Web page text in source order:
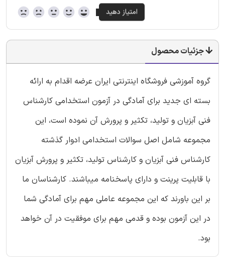
جزئیات محصول
گروه آموزشی فروشگاه اینترنتی ایران عرضه اقدام به ارائه
بسته ای جدید برای آمادگی در آزمون استخدامی کارشناس
فنی آبزیان و تولید، تکثیر و پرورش آن نموده است، این
مجموعه شامل اصل سوالات استخدامی ادوار گذشته
کارشناس فنی آبزیان و کارشناس تولید، تکثیر و پرورش آبزیان
با قابلیت پرینت و دارای پاسخنامه میباشند. کارشناسان ما
بر این باورند که این مجموعه عاملی مهم برای آمادگی شما
در این آزمون بوده و قدمی مهم برای موفقیت در آن خواهد
بود.